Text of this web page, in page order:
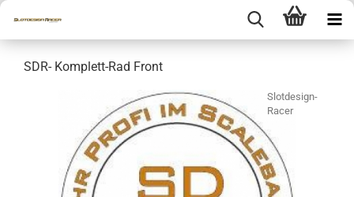
SDR- Komplett-Rad Front
Slotdesign-
Racer